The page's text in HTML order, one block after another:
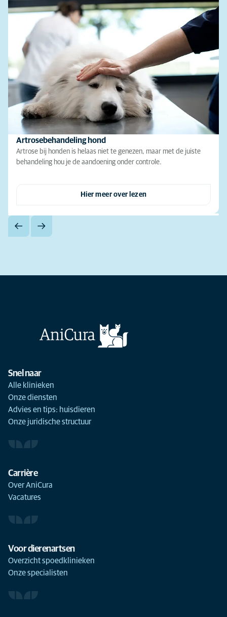
Artrosebehandeling hond
Artrose bij honden is helaas niet te genezen, maar met de juiste
behandeling hou je de aandoening onder controle.
Hier meer over lezen
Snel naar
Alle klinieken
Onze diensten
Advies en tips: huisdieren
Onze juridische structuur
Carrière
Over AniCura
Vacatures
Voor dierenartsen
Overzicht spoedklinieken
Onze specialisten